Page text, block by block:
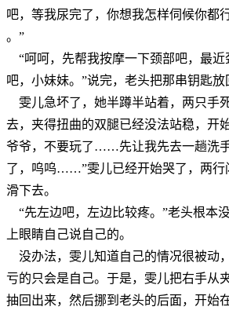
吧，等我尿完了，你想我怎样伺候你都
。”
“呵呵，先帮我按摩一下颈部吧，最近
吧，小妹妹。”说完，老头把那串钥匙放
雯儿急坏了，她半蹲半站着，两只手
去，夹得扭曲的双腿已经没法站稳，开
爷爷，不要玩了……先让我先去一趟洗
了，呜呜……”雯儿已经开始哭了，两行
滑下去。
“先左边吧，左边比较疼。”老头根本
上眼睛自己说自己的。
没办法，雯儿知道自己的情况很被动
亏的只会是自己。于是，雯儿把右手从
抽回出来，然后挪到老头的后面，开始